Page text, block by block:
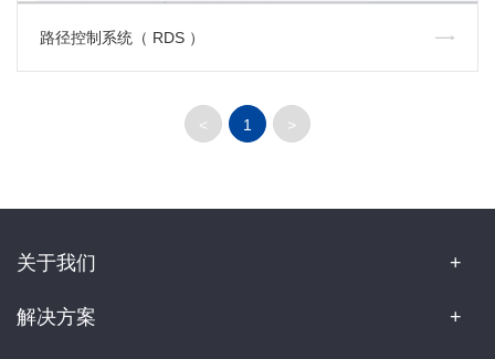
路径控制系统（ RDS ）
< 1 >
关于我们
解决方案